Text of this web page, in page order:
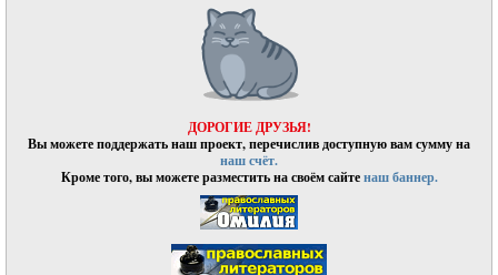
ДОРОГИЕ ДРУЗЬЯ!
Вы можете поддержать наш проект, перечислив доступную вам сумму на
наш счёт.
Кроме того, вы можете разместить на своём сайтенаш баннер.